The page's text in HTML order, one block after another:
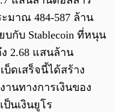
มาณ 484-587 ล้าน
กับ Stablecoin ที่หนุน
2.68 แสนล้าน
ดเสร็จนี้ได้สร้าง
นทางการเงินของ
ป็นเงินยูโร